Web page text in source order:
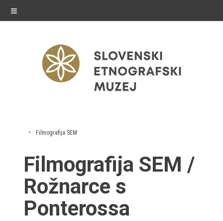
≡
razstave
Stalne razstave
Občasne razstave
Gostovanja
E-razstave
Filmografija SEM
Filmografija SEM /
Rožnarce s
Ponterossa